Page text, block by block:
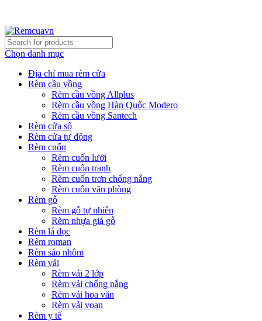
Chọn danh mục
Địa chỉ mua rèm cửa
Rèm cầu vồng
Rèm cầu vồng Allplus
Rèm cầu vồng Hàn Quốc Modero
Rèm cầu vồng Santech
Rèm cửa sổ
Rèm cửa tự động
Rèm cuốn
Rèm cuốn lưới
Rèm cuốn tranh
Rèm cuốn trơn chống nắng
Rèm cuốn văn phòng
Rèm gỗ
Rèm gỗ tự nhiên
Rèm nhựa giả gỗ
Rèm lá dọc
Rèm roman
Rèm sáo nhôm
Rèm vải
Rèm vải 2 lớp
Rèm vải chống nắng
Rèm vải hoa văn
Rèm vải voan
Rèm y tế